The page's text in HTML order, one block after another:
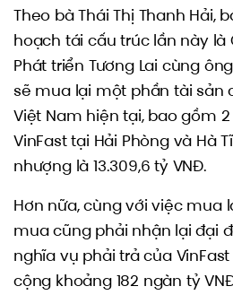
Theo bà Thái Thị Thanh Hải,
hoạch tái cấu trúc lần này là
Phát triển Tương Lai cùng
sẽ mua lại một phần tài sản
Việt Nam hiện tại, bao gồm
VinFast tại Hải Phòng và Hà
nhượng là 13.309,6 tỷ VNĐ.
Hơn nữa, cùng với việc mua
mua cũng phải nhận lại đại
nghĩa vụ phải trả của
cộng khoảng 182 ngàn tỷ